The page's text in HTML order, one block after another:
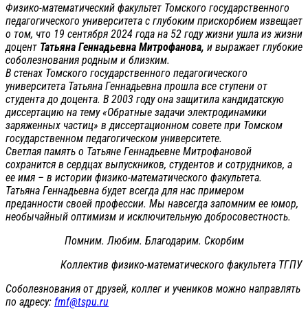
Физико-математический факультет Томского государственного
педагогического университета с глубоким прискорбием извещает
о том, что 19 сентября 2024 года на 52 году жизни ушла из жизни
доцент Татьяна Геннадьевна Митрофанова, и выражает глубокие
соболезнования родным и близким.
В стенах Томского государственного педагогического
университета Татьяна Геннадьевна прошла все ступени от
студента до доцента. В 2003 году она защитила кандидатскую
диссертацию на тему «Обратные задачи электродинамики
заряженных частиц» в диссертационном совете при Томском
государственном педагогическом университете.
Светлая память о Татьяне Геннадьевне Митрофановой
сохранится в сердцах выпускников, студентов и сотрудников, а
ее имя – в истории физико-математического факультета.
Татьяна Геннадьевна будет всегда для нас примером
преданности своей профессии. Мы навсегда запомним ее юмор,
необычайный оптимизм и исключительную добросовестность.
Помним. Любим. Благодарим. Скорбим
Коллектив физико-математического факультета ТГПУ
Соболезнования от друзей, коллег и учеников можно направлять
по адресу: fmf@tspu.ru